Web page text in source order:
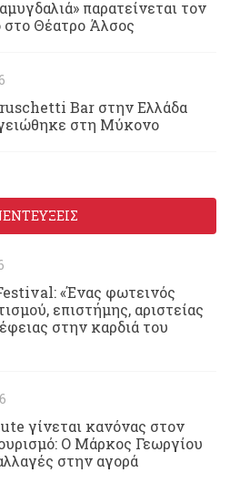
παρατείνεται τον
στο Θέατρο Άλσος
Bar στην Ελλάδα
στη Μύκονο
«Ένας φωτεινός
επιστήμης, αριστείας
στην καρδιά του
γίνεται κανόνας στον
Ο Μάρκος Γεωργίου
στην αγορά